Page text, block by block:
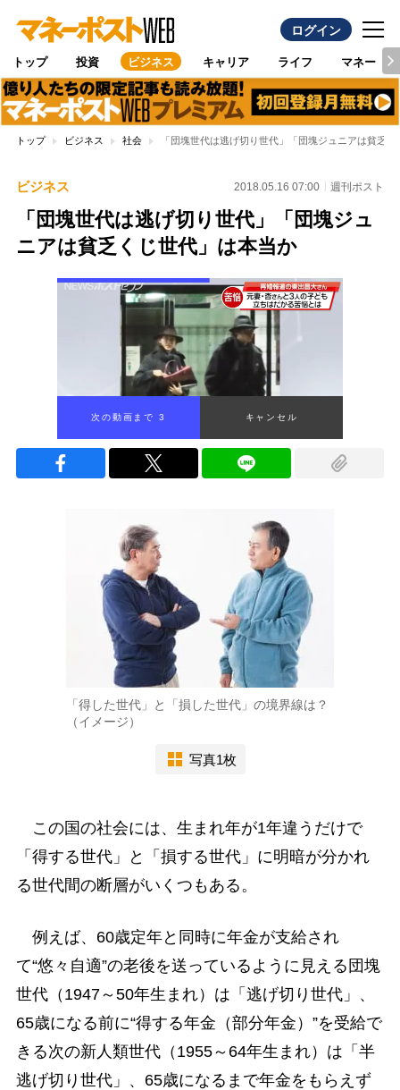
ログイン
トップ 投資 ビジネス キャリア ライフ マネー
トップ ビジネス 社会 「団塊世代は逃げ切り世代」「団塊ジュニアは貧乏
ビジネス 2018.05.16 07:00 週刊ポスト
「団塊世代は逃げ切り世代」「団塊ジュ
ニアは貧乏くじ世代」は本当か
次の動画まで 2 キャンセル
「得した世代」と「損した世代」の境界線は？
（イメージ）
写真1枚
この国の社会には、生まれ年が1年違うだけで
「得する世代」と「損する世代」に明暗が分かれ
る世代間の断層がいくつもある。
例えば、60歳定年と同時に年金が支給され
て“悠々自適”の老後を送っているように見える団塊
世代（1947～50年生まれ）は「逃げ切り世代」、
65歳になる前に“得する年金（部分年金）”を受給で
きる次の新人類世代（1955～64年生まれ）は「半
逃げ切り世代」、65歳になるまで年金をもらえず